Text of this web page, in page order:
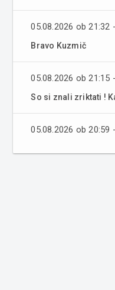
05.08.2026 ob 21:32
Bravo Kuzmič
05.08.2026 ob 21:15
So si znali zriktati !
05.08.2026 ob 20:59